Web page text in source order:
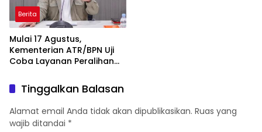
Berita
Mulai 17 Agustus,
Kementerian ATR/BPN Uji
Coba Layanan Peralihan
Tinggalkan Balasan
Alamat email Anda tidak akan dipublikasikan. Ruas yang
wajib ditandai *